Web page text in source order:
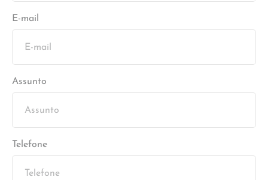
E-mail
Assunto
Telefone